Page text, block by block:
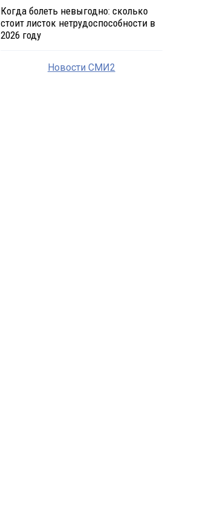
Когда болеть невыгодно: сколько
стоит листок нетрудоспособности в
2026 году
Новости СМИ2